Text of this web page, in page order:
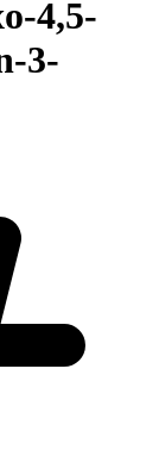
4,5-
3-